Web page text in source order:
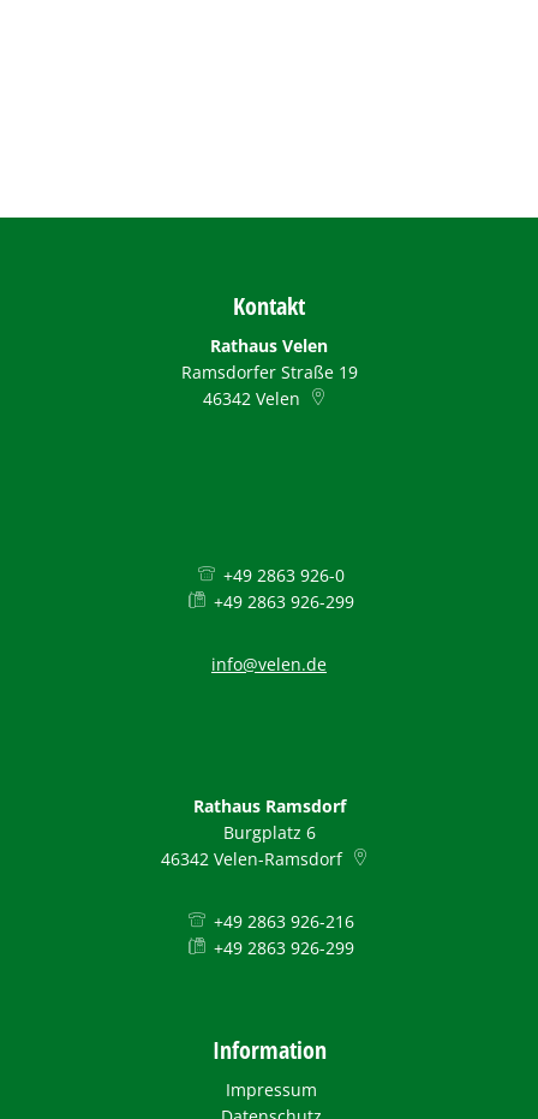
Kontakt
Rathaus Velen
Ramsdorfer Straße 19
46342 Velen
+49 2863 926-0
+49 2863 926-299
info@velen.de
Rathaus Ramsdorf
Burgplatz 6
46342 Velen-Ramsdorf
+49 2863 926-216
+49 2863 926-299
Information
Impressum